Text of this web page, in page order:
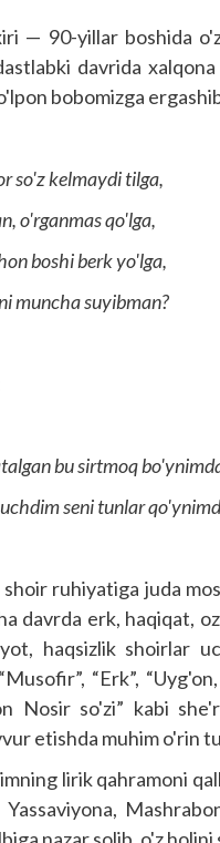
— 90-yillar boshida
davrida
bobomizga
so'z kelmaydi tilga,
o'rganmas qo'lga,
boshi berk yo'lga,
muncha suyibman?
bu sirtmoq
seni tunlar
shoir ruhiyatiga juda
davrda erk, haqiqat,
haqsizlik shoirlar
“Erk”,
Nosir so'zi” kabi
etishda muhim o'rin
lirik qahramoni